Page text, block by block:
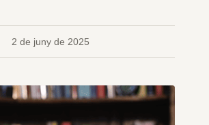
2 de juny de 2025